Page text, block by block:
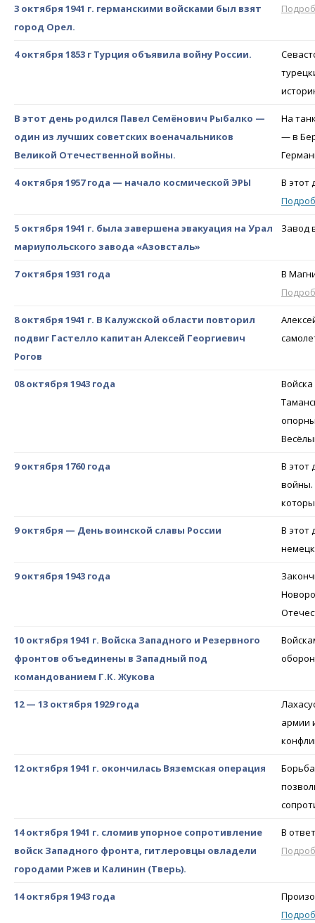
3 октября 1941 г. германскими войсками был взят
город Орел.
4 октября 1853 г Турция объявила войну России.
В этот день родился Павел Семёнович Рыбалко —
один из лучших советских военачальников
Великой Отечественной войны.
На
— в
4 октября 1957 года — начало космической ЭРЫ
В этот
5 октября 1941 г. была завершена эвакуация на Урал
мариупольского завода «Азовсталь»
Завод
7 октября 1931 года
В
8 октября 1941 г. В Калужской области повторил
подвиг Гастелло капитан Алексей Георгиевич
Рогов
08 октября 1943 года
9 октября 1760 года
В этот
войны.
9 октября — День воинской славы России
В этот
9 октября 1943 года
10 октября 1941 г. Войска Западного и Резервного
фронтов объединены в Западный под
командованием Г.К. Жукова
12 — 13 октября 1929 года
армии
12 октября 1941 г. окончилась Вяземская операция
14 октября 1941 г. сломив упорное сопротивление
войск Западного фронта, гитлеровцы овладели
городами Ржев и Калинин (Тверь).
В
14 октября 1943 года